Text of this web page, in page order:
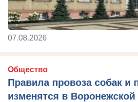
07.08.2026
Общество
Правила провоза собак и
изменятся в Воронежской